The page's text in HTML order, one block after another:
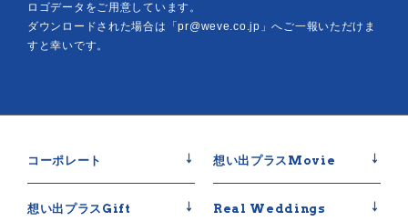
ロゴデータをご用意しています。
ダウンロードされた場合は「pr@weve.co.jp」へご一報いただけま
すと幸いです。
コーポレート 想い出プラスMovie
想い出プラスGift Real Weddings